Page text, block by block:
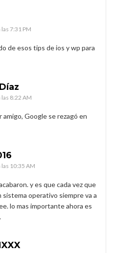
7:31 PM
de esos tips de ios y wp para
8:22 AM
Google se rezagó en
10:35 AM
y es que cada vez que
sistema operativo siempre va a
lo mas importante ahora es